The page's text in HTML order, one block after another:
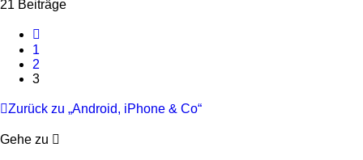
21 Beiträge
1
2
3
Zurück zu „Android, iPhone & Co“
Gehe zu